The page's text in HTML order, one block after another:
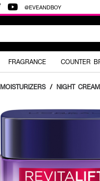
@EVEANDBOY
FRAGRANCE COUNTER
MOISTURIZERS / NIGHT CREAM